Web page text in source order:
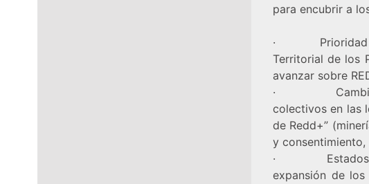
para encubrir a
· Prioridad de
Territorial de los
avanzar sobre
· Cambios
colectivos en las
de Redd+”
y consentimiento,
· Estados y
expansión de los